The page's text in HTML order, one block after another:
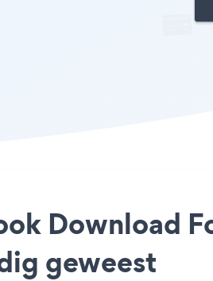
Download
geweest